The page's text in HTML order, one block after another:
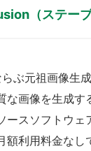
（ステー
ぶ元祖画像生
な画像を生成す
ースソフトウェ
額利用料金なし